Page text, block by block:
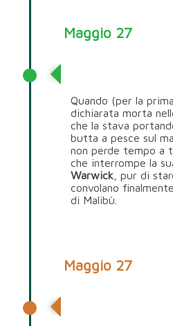
Maggio 27
Quando (per la
dichiarata morta
che la stava
butta a pesce sul
non perde tempo a
che interrompe la
Warwick, pur di
convolano
di Malibù.
Maggio 27